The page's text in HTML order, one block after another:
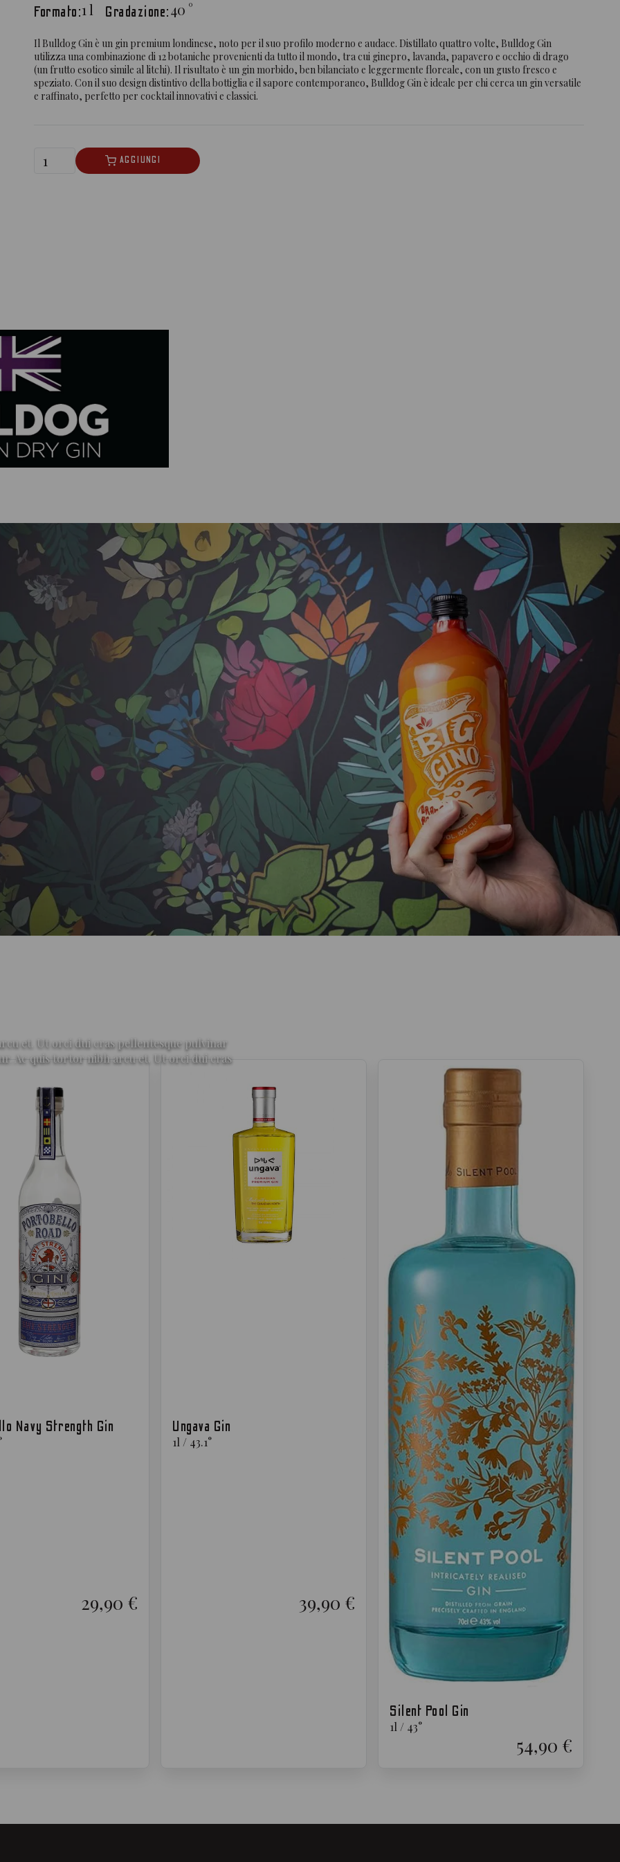
Formato:1 l Gradazione:40 °
Il Bulldog Gin è un gin premium londinese, noto per il suo profilo moderno e audace. Distillato quattro volte, Bulldog Gin
utilizza una combinazione di 12 botaniche provenienti da tutto il mondo, tra cui ginepro, lavanda, papavero e occhio di drago
(un frutto esotico simile al litchi). Il risultato è un gin morbido, ben bilanciato e leggermente floreale, con un gusto fresco e
speziato. Con il suo design distintivo della bottiglia e il sapore contemporaneo, Bulldog Gin è ideale per chi cerca un gin versatile
e raffinato, perfetto per cocktail innovativi e classici.
et. Ut orci dui cras pellentesque pulvinar
Ac quis tortor nibh arcu et. Ut orci dui cras
Navy Strength Gin
29,90 €
Ungava Gin
1l / 43.1°
39,90 €
Silent Pool Gin
1l / 43°
54,90 €